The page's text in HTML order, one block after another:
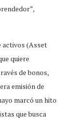
activos (Asset
quiere
de bonos,
emisión de
marcó un hito
que busca